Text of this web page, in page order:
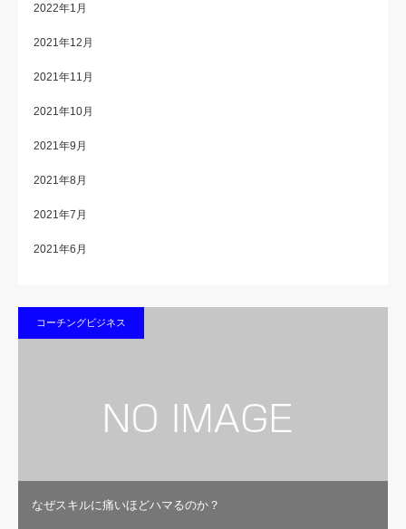
2022年1月
2021年12月
2021年11月
2021年10月
2021年9月
2021年8月
2021年7月
2021年6月
コーチングビジネス
なぜスキルに痛いほどハマるのか？